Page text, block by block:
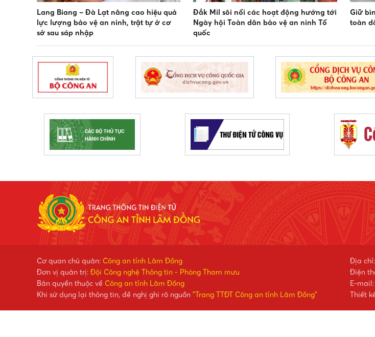
Lang Biang – Đà Lạt nâng cao hiệu quả
lực lượng bảo vệ an ninh, trật tự ở cơ
sở sau sáp nhập
Đắk Mil sôi nổi các hoạt động hướng tới
Ngày hội Toàn dân bảo vệ an ninh Tổ
quốc
Giữ
toàn
Cơ quan chủ quản: Công an tỉnh Lâm Đồng
Đơn vị quản trị: Đội Công nghệ Thông tin - Phòng Tham mưu
Bản quyền thuộc về Công an tỉnh Lâm Đồng
Khi sử dụng lại thông tin, đề nghị ghi rõ nguồn "Trang TTĐT Công an tỉnh Lâm Đồng"
Địa chỉ:
Điện
E-mail:
Thiết